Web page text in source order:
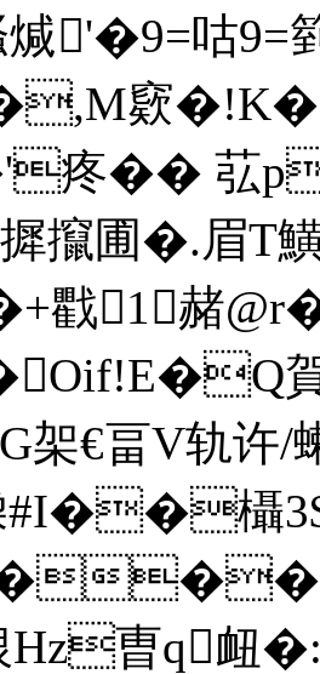
煘'�9=咕9=
窽
疼�� 苰
攛圃�.眉T鱑
�+戵1赭
Oif!E�Q
架€畐V轨许
#I��欇
��
Hz曺q衄�: